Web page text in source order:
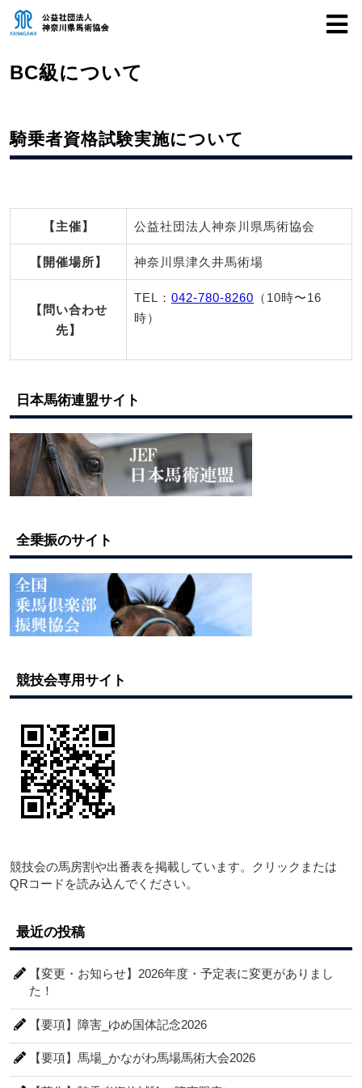
BC級について
騎乗者資格試験実施について
【主催】 公益社団法人神奈川県馬術協会
【開催場所】 神奈川県津久井馬術場
【問い合わせ
先】
TEL： 042-780-8260 （10時〜16
時）
日本馬術連盟サイト
全乗振のサイト
競技会専用サイト
競技会の馬房割や出番表を掲載しています。クリックまたは
QRコードを読み込んでください。
最近の投稿
【変更・お知らせ】2026年度・予定表に変更がありまし
た！
【要項】障害_ゆめ国体記念2026
【要項】馬場_かながわ馬場馬術大会2026